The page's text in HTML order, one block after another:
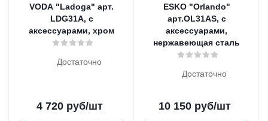
VODA "Ladoga" арт.
LDG31A, с
аксессуарами, хром
Достаточно
4 720руб/шт
ESKO "Orlando"
арт.OL31AS, с
аксессуарами,
нержавеющая сталь
Достаточно
10 150руб/шт